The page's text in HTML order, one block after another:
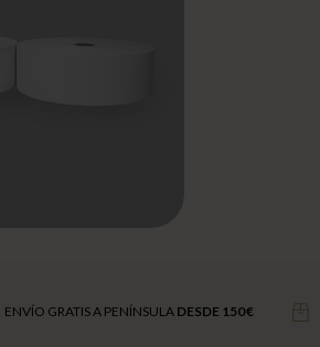
ENVÍO GRATIS A PENÍNSULA DESDE 150 €